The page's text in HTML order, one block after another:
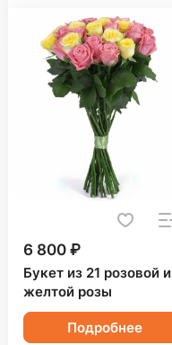
6 800 ₽
Букет из 21 розовой и
желтой розы
Подробнее